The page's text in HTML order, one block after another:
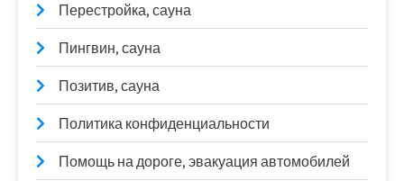
Перестройка, сауна
Пингвин, сауна
Позитив, сауна
Политика конфиденциальности
Помощь на дороге, эвакуация автомобилей